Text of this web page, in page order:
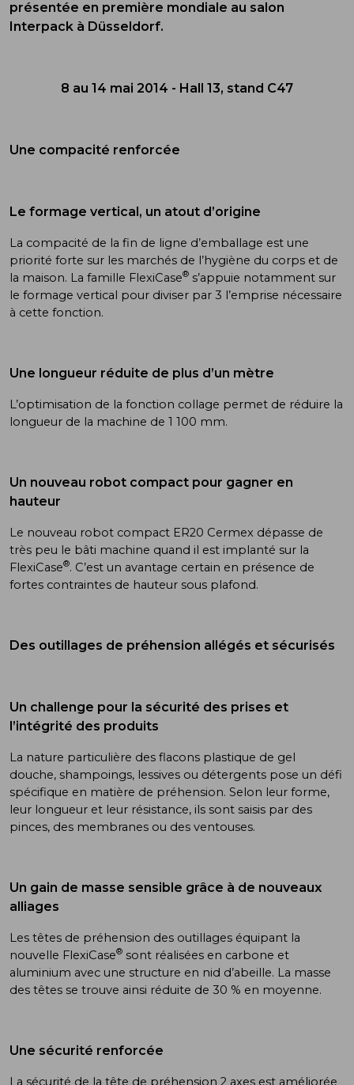
présentée en première mondiale au salon
Interpack à Düsseldorf.
8 au 14 mai 2014 - Hall 13, stand C47
Une compacité renforcée
Le formage vertical, un atout d’origine
La compacité de la fin de ligne d’emballage est une
priorité forte sur les marchés de l’hygiène du corps et de
la maison. La famille FlexiCase® s’appuie notamment sur
le formage vertical pour diviser par 3 l’emprise nécessaire
à cette fonction.
Une longueur réduite de plus d’un mètre
L’optimisation de la fonction collage permet de réduire la
longueur de la machine de 1 100 mm.
Un nouveau robot compact pour gagner en
hauteur
Le nouveau robot compact ER20 Cermex dépasse de
très peu le bâti machine quand il est implanté sur la
FlexiCase®. C’est un avantage certain en présence de
fortes contraintes de hauteur sous plafond.
Des outillages de préhension allégés et sécurisés
Un challenge pour la sécurité des prises et
l’intégrité des produits
La nature particulière des flacons plastique de gel
douche, shampoings, lessives ou détergents pose un défi
spécifique en matière de préhension. Selon leur forme,
leur longueur et leur résistance, ils sont saisis par des
pinces, des membranes ou des ventouses.
Un gain de masse sensible grâce à de nouveaux
alliages
Les têtes de préhension des outillages équipant la
nouvelle FlexiCase® sont réalisées en carbone et
aluminium avec une structure en nid d’abeille. La masse
des têtes se trouve ainsi réduite de 30 % en moyenne.
Une sécurité renforcée
La sécurité de la tête de préhension 2 axes est améliorée